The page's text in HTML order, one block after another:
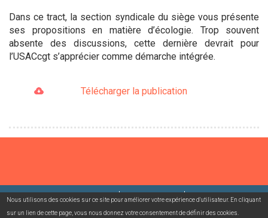
Dans ce tract, la section syndicale du siège vous présente
ses propositions en matière d’écologie. Trop souvent
absente des discussions, cette dernière devrait pour
l’USACcgt s’apprécier comme démarche intégrée.
Télécharger la publication
©2026 USACcgt Mentions légales Contact
Nous utilisons des cookies sur ce site pour améliorer votre expérience d'utilisateur. En cliquant
sur un lien de cette page, vous nous donnez votre consentement de définir des cookies.